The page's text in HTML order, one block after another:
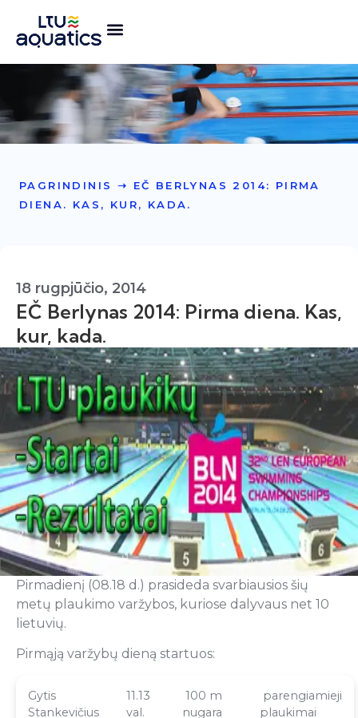
PAGRINDINIS ➝ EČ BERLYNAS 2014: PIRMA
DIENA. KAS, KUR, KADA.
18 rugpjūčio, 2014
EČ Berlynas 2014: Pirma diena. Kas,
kur, kada.
Pirmadienį (08.18 d.) prasideda svarbiausios šių
metų plaukimo varžybos, kuriose dalyvaus net 10
lietuvių.
Pirmąją varžybų dieną startuos:
Gytis
Stankevičius
11.13
val.
100 m
nugara
parengiamieji
plaukimai